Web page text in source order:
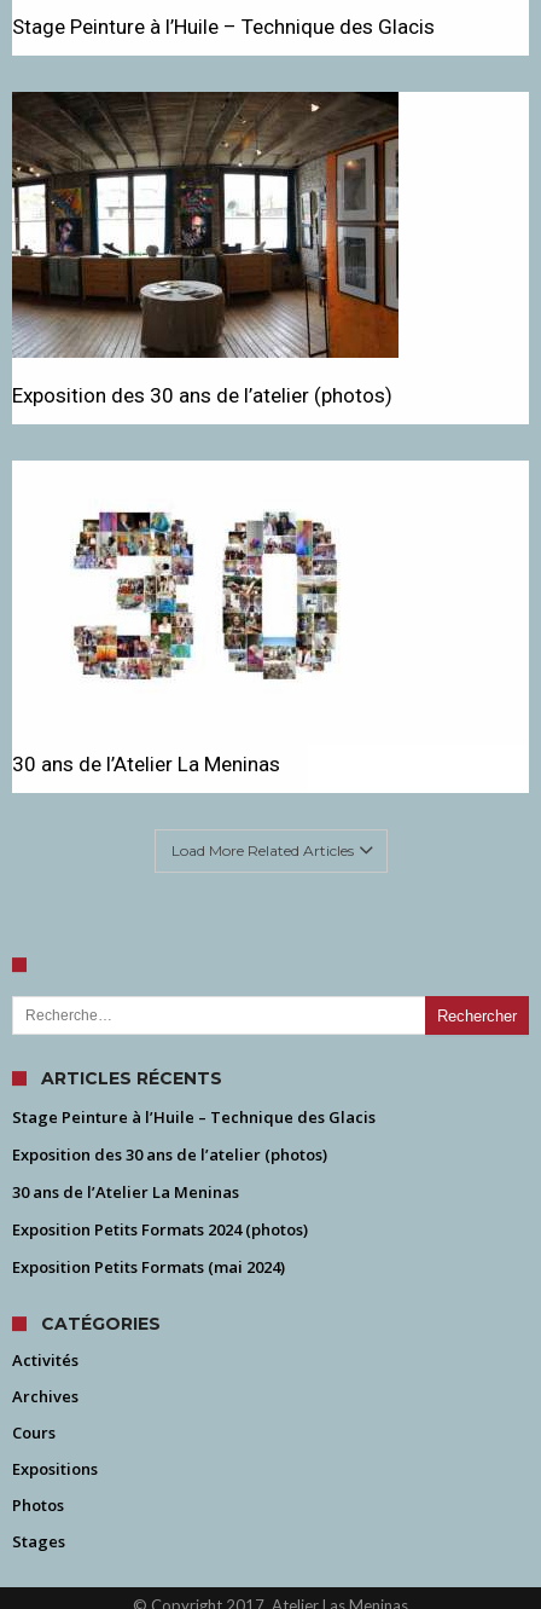
Stage Peinture à l’Huile – Technique des Glacis
Exposition des 30 ans de l’atelier (photos)
30 ans de l’Atelier La Meninas
Load More Related Articles
Rechercher :
ARTICLES RÉCENTS
Stage Peinture à l’Huile – Technique des Glacis
Exposition des 30 ans de l’atelier (photos)
30 ans de l’Atelier La Meninas
Exposition Petits Formats 2024 (photos)
Exposition Petits Formats (mai 2024)
CATÉGORIES
Activités
Archives
Cours
Expositions
Photos
Stages